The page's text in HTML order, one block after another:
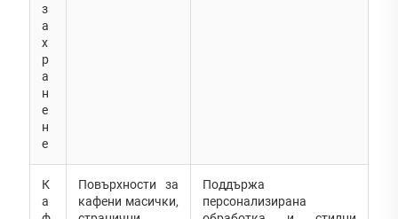
з
а
х
р
а
н
е
н
е
К
а
Повърхности за
кафени масички,
Поддържа
персонализирана